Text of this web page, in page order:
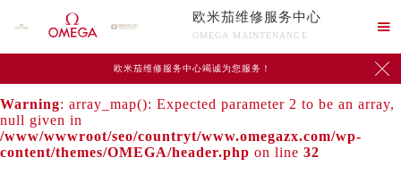
Warning
: extract() expects parameter 1 to be array, null
given in
/www/wwwroot/seo/countryt/www.omegazx.com/wp-
content/themes/OMEGA/header.phpon line
Warning: array_map(): Expected parameter 2 to be an array,
null given in
/www/wwwroot/seo/countryt/www.omegazx.com/wp-
content/themes/OMEGA/header.php on line 32
欧米茄维修服务中心
OMEGA MAINTENANCE

欧米茄维修服务中心竭诚为您服务！ 